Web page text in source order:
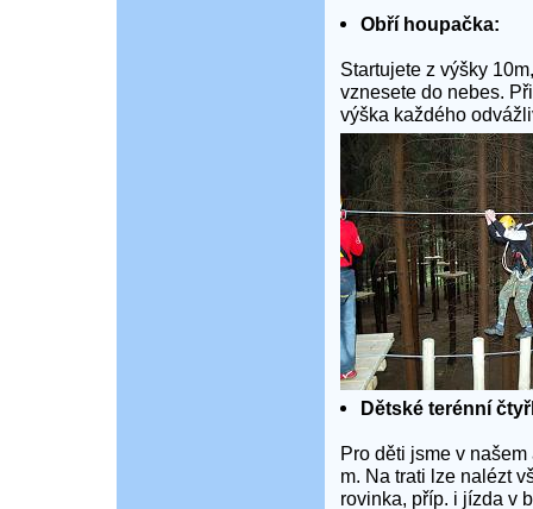
Obří houpačka:
Startujete z výšky
vznesete do nebes.
výška každého
Dětské terénní
Pro děti jsme v
m. Na trati lze nalézt
rovinka, příp. i jízda v